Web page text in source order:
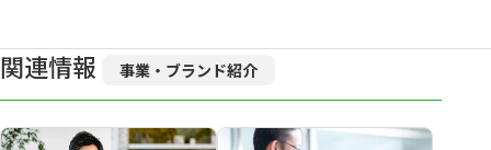
関連情報 事業・ブランド紹介